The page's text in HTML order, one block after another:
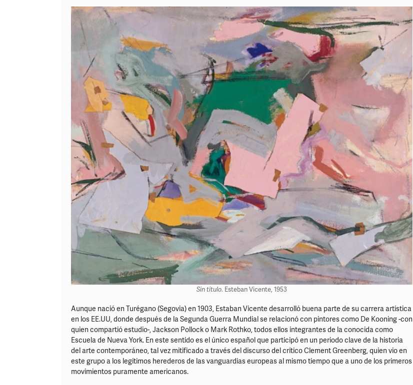
Sin título. Esteban Vicente, 1953
Aunque nació en Turégano (Segovia) en 1903, Estaban Vicente desarrolló buena parte de su carrera artística
en los EE.UU, donde después de la Segunda Guerra Mundial se relacionó con pintores como De Kooning -con
quien compartió estudio-, Jackson Pollock o Mark Rothko, todos ellos integrantes de la conocida como
Escuela de Nueva York. En este sentido es el único español que participó en un periodo clave de la historia
del arte contemporáneo, tal vez mitificado a través del discurso del crítico Clement Greenberg, quien vio en
este grupo a los legítimos herederos de las vanguardias europeas al mismo tiempo que a uno de los primeros
movimientos puramente americanos.